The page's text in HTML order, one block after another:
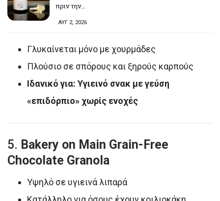
πριν την…
ΑΥΓ 2, 2026
Γλυκαίνεται μόνο με χουρμάδες
Πλούσιο σε σπόρους και ξηρούς καρπούς
Ιδανικό για: Υγιεινό σνακ με γεύση
«επιδόρπιο» χωρίς ενοχές
5. Bakery on Main Grain-Free
Chocolate Granola
Υψηλό σε υγιεινά λιπαρά